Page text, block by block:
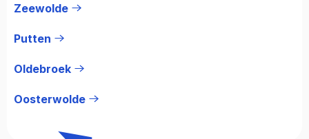
Zeewolde
Putten
Oldebroek
Oosterwolde